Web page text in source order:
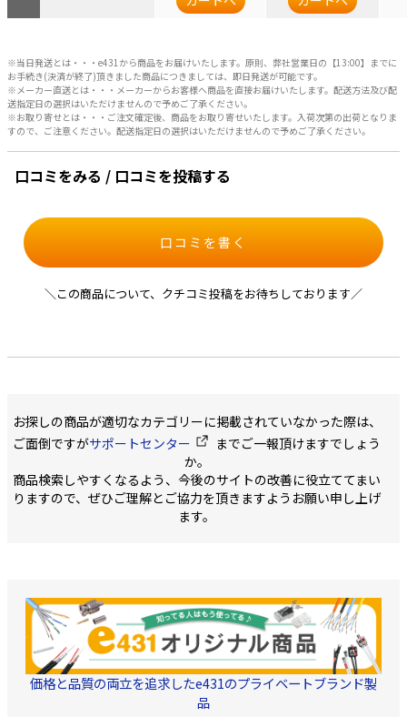
※当日発送とは・・・e431から商品をお届けいたします。原則、弊社営業日の【13:00】までに
お手続き(決済が終了)頂きました商品につきましては、即日発送が可能です。
※メーカー直送とは・・・メーカーからお客様へ商品を直接お届けいたします。配送方法及び配
送指定日の選択はいただけませんので予めご了承ください。
※お取り寄せとは・・・ご注文確定後、商品をお取り寄せいたします。入荷次第の出荷となりま
すので、ご注意ください。配送指定日の選択はいただけませんので予めご了承ください。
口コミをみる / 口コミを投稿する
口コミを書く
＼この商品について、クチコミ投稿をお待ちしております／
お探しの商品が適切なカテゴリーに掲載されていなかった際は、
ご面倒ですがサポートセンター
までご一報頂けますでしょう
か。
商品検索しやすくなるよう、今後のサイトの改善に役立ててまい
りますので、ぜひご理解とご協力を頂きますようお願い申し上げ
ます。
価格と品質の両立を追求したe431のプライベートブランド製
品